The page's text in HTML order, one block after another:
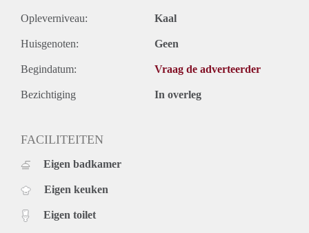
Opleverniveau: Kaal
Huisgenoten: Geen
Begindatum: Vraag de adverteerder
Bezichtiging In overleg
FACILITEITEN
Eigen badkamer
Eigen keuken
Eigen toilet